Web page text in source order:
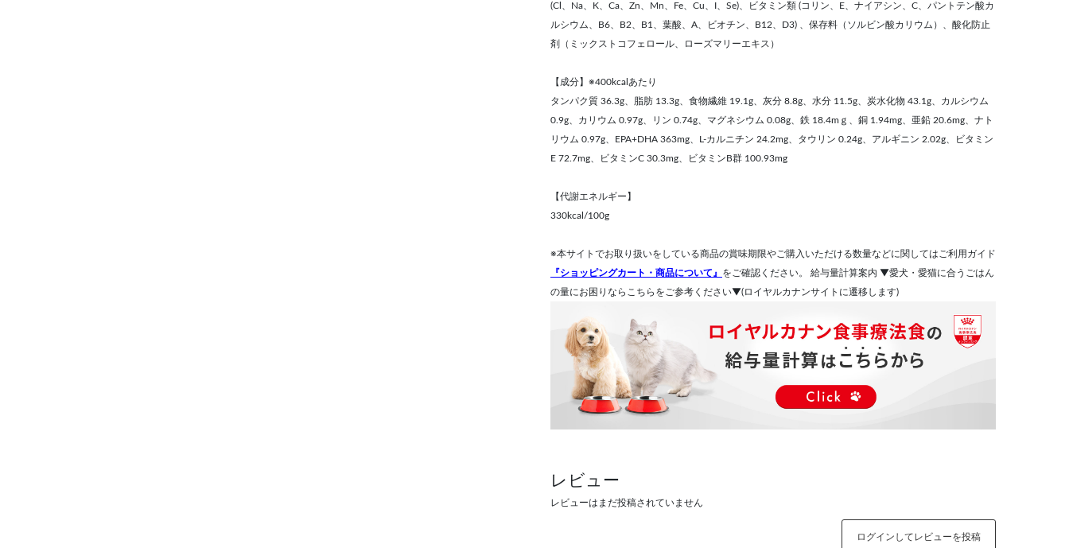
(Cl、Na、K、Ca、Zn、Mn、Fe、Cu、I、Se)、ビタミン類 (コリン、E、ナイアシン、C、パントテン酸カ
ルシウム、B6、B2、B1、葉酸、A、ビオチン、B12、D3) 、保存料（ソルビン酸カリウム）、酸化防止
剤（ミックストコフェロール、ローズマリーエキス）
【成分】※400kcalあたり
タンパク質 36.3g、脂肪 13.3g、食物繊維 19.1g、灰分 8.8g、水分 11.5g、炭水化物 43.1g、カルシウム
0.9g、カリウム 0.97g、リン 0.74g、マグネシウム 0.08g、鉄 18.4mｇ、銅 1.94mg、亜鉛 20.6mg、ナト
リウム 0.97g、EPA+DHA 363mg、L-カルニチン 24.2mg、タウリン 0.24g、アルギニン 2.02g、ビタミン
E 72.7mg、ビタミンC 30.3mg、ビタミンB群 100.93mg
【代謝エネルギー】
330kcal/100g
※本サイトでお取り扱いをしている商品の賞味期限やご購入いただける数量などに関してはご利用ガイド
『ショッピングカート・商品について』 をご確認ください。 給与量計算案内 ▼愛犬・愛猫に合うごはん
の量にお困りならこちらをご参考ください▼(ロイヤルカナンサイトに遷移します)
レビュー
レビューはまだ投稿されていません
ログインしてレビューを投稿